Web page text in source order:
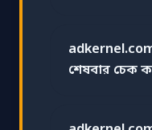
শেষবার চেক